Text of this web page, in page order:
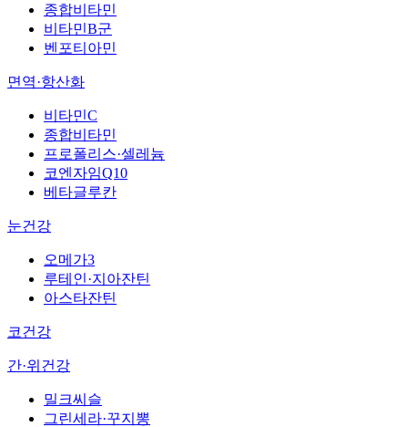
종합비타민
비타민B군
벤포티아민
면역·항산화
비타민C
종합비타민
프로폴리스·셀레늄
코엔자임Q10
베타글루칸
눈건강
오메가3
루테인·지아잔틴
아스타잔틴
코건강
간·위건강
밀크씨슬
그린세라·꾸지뽕